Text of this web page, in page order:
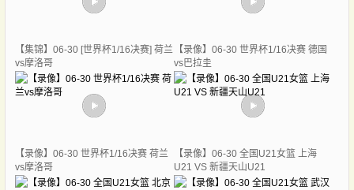
【集锦】06-30 [世界杯1/16决赛] 荷兰
vs摩洛哥
【录像】06-30 世界杯1/16决赛 德国
vs巴拉圭
【录像】06-30 世界杯1/16决赛 荷兰
vs摩洛哥
【录像】06-30 全国U21女篮 上海
U21 VS 新疆天山U21